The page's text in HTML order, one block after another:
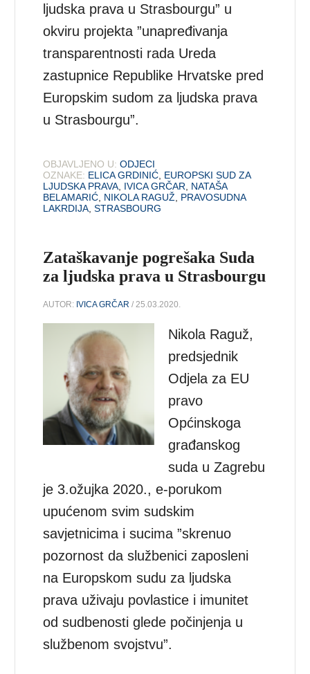
ljudska prava u Strasbourgu” u
okviru projekta ”unapređivanja
transparentnosti rada Ureda
zastupnice Republike Hrvatske pred
Europskim sudom za ljudska prava
u Strasbourgu”.
OBJAVLJENO U: ODJECI
OZNAKE: ELICA GRDINIĆ EUROPSKI SUD ZA
LJUDSKA PRAVA IVICA GRČAR
NATAŠA
BELAMARIĆ NIKOLA RAGUŽ
PRAVOSUDNA
LAKRDIJA ,STRASBOURG
Zataškavanje pogrešaka Suda
za ljudska prava u Strasbourgu
AUTOR: IVICA GRČAR / 25.03.2020.
Nikola Raguž,
predsjednik
Odjela za EU
pravo
Općinskoga
građanskog
suda u Zagrebu
je 3.ožujka 2020., e-porukom
upućenom svim sudskim
savjetnicima i sucima ”skrenuo
pozornost da službenici zaposleni
na Europskom sudu za ljudska
prava uživaju povlastice i imunitet
od sudbenosti glede počinjenja u
službenom svojstvu”.